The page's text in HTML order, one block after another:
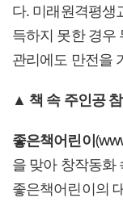
다. 미래원격평생
득하지 못한 경우
관리에도 만전을
▲ 책 속 주인공
좋은책어린이(
을 맞아 창작동화
좋은책어린이의